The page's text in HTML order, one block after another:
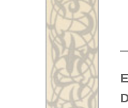
English
Deutsch
Preise in:
Maße
Einloggen